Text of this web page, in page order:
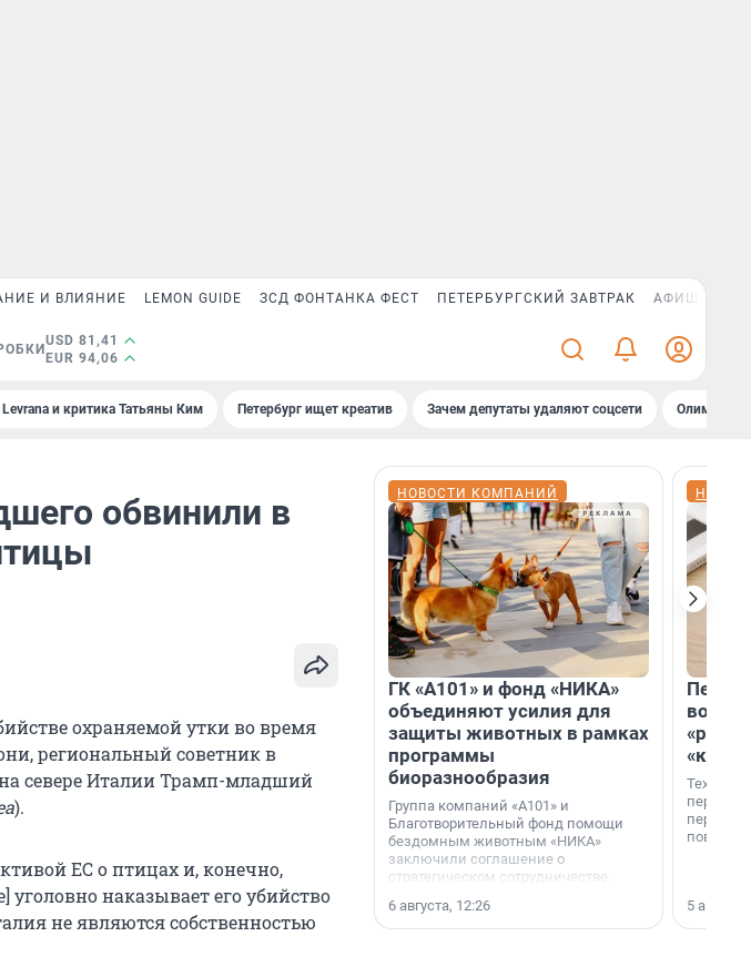
И ВЛИЯНИЕ LEMON GUIDE ЗСД ФОНТАНКА ФЕСТ ПЕТЕРБУРГСКИЙ ЗАВТРАК АФИША PLUS
USD 81,41
EUR 94,06
и критика Татьяны Ким Петербург ищет креатив Зачем депутаты удаляют соцсети
обвинили в
охраняемой утки во время
региональный советник в
севере Италии Трамп-младший
).
ЕС о птицах и, конечно,
уголовно наказывает его убийство
не являются собственностью
НОВОСТИ КОМПАНИЙ
ГК «А101» и фонд «НИКА»
объединяют усилия для
защиты животных в рамках
программы
биоразнообразия
Группа компаний «А101» и
Благотворительный фонд помощи
бездомным животным «НИКА»
заключили соглашение о
стратегическом сотрудничестве.
6 августа, 12:26
5